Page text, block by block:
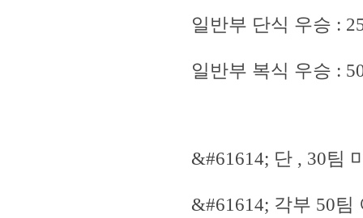
일반부 단식 우승 :
일반부 복식 우승 :
&#61614; 단 , 30팀
&#61614; 각부 50